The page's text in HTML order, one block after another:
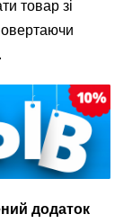
товар зі
додаток